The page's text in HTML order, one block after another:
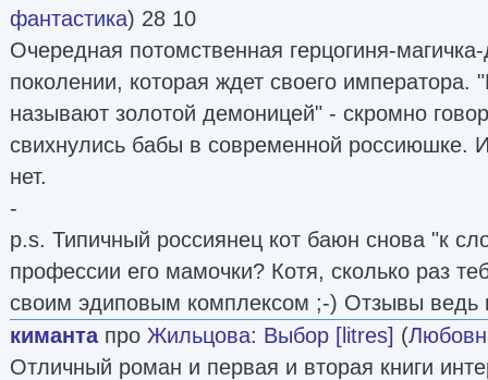
фантастика) 28 10
Очередная потомственная герцогиня-
поколении, которая ждет своего императора.
называют золотой демоницей" - скромно
свихнулись бабы в современной россиюшке.
нет.
-
p.s. Типичный россиянец кот баюн снова "к
профессии его мамочки? Котя, сколько раз
своим эдиповым комплексом ;-) Отзывы ведь
кимантапро Жильцова: Выбор [litres] (
Отличный роман и первая и вторая книги